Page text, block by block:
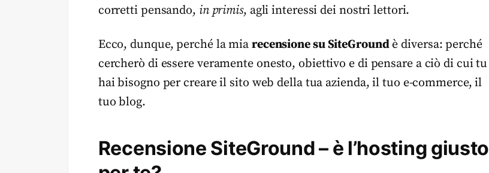
corretti pensando, in primis, agli interessi dei nostri lettori.
Ecco, dunque, perché la mia recensione su SiteGroundè diversa: perché
cercherò di essere veramente onesto, obiettivo e di pensare a ciò di cui tu
hai bisogno per creare il sito web della tua azienda, il tuo e-commerce, il
tuo blog.
Recensione SiteGround – è l’hosting giusto